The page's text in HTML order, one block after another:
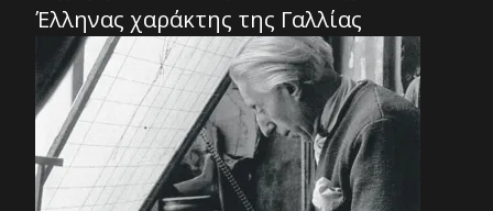
Έλληνας χαράκτης της Γαλλίας